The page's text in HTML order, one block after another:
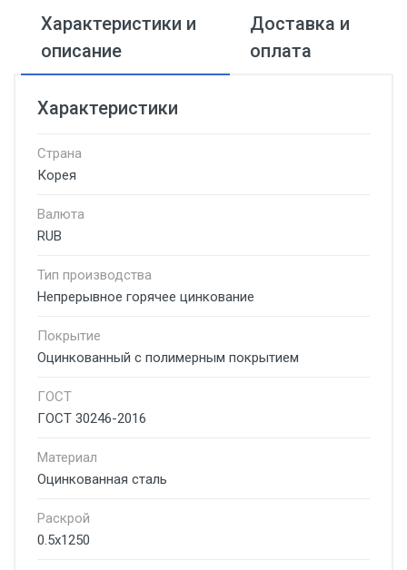
Характеристики и
описание
Доставка и
оплата
Характеристики
Страна
Корея
Валюта
RUB
Тип производства
Непрерывное горячее цинкование
Покрытие
Оцинкованный с полимерным покрытием
ГОСТ
ГОСТ 30246-2016
Материал
Оцинкованная сталь
Раскрой
0.5x1250